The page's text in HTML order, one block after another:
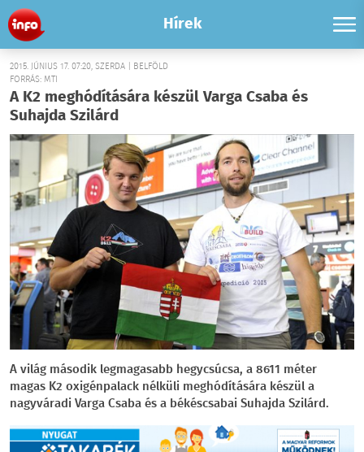
Hírek
2015. JÚNIUS 17. 07:20, SZERDA | BELFÖLD
FORRÁS: MTI
A K2 meghódítására készül Varga Csaba és
Suhajda Szilárd
A világ második legmagasabb hegycsúcsa, a 8611 méter
magas K2 oxigénpalack nélküli meghódítására készül a
nagyváradi Varga Csaba és a békéscsabai Suhajda Szilárd.